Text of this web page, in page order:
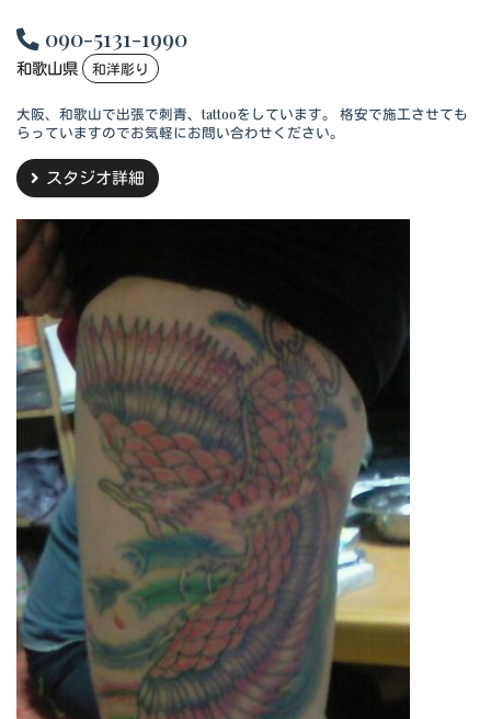
090-5131-1990
和歌山県 和洋彫り
大阪、和歌山で出張で刺青、tattooをしています。 格安で施工させても
らっていますのでお気軽にお問い合わせください。
スタジオ詳細